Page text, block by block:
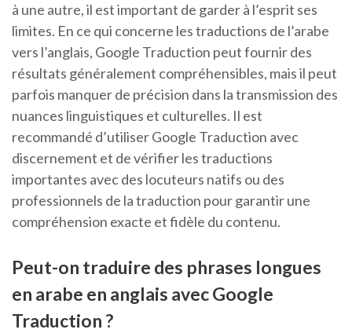
à une autre, il est important de garder à l’esprit ses
limites. En ce qui concerne les traductions de l’arabe
vers l’anglais, Google Traduction peut fournir des
résultats généralement compréhensibles, mais il peut
parfois manquer de précision dans la transmission des
nuances linguistiques et culturelles. Il est
recommandé d’utiliser Google Traduction avec
discernement et de vérifier les traductions
importantes avec des locuteurs natifs ou des
professionnels de la traduction pour garantir une
compréhension exacte et fidèle du contenu.
Peut-on traduire des phrases longues
en arabe en anglais avec Google
Traduction ?